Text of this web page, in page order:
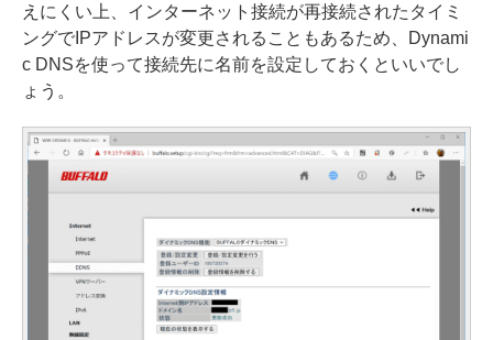
えにくい上、インターネット接続が再接続されたタイミ
ングでIPアドレスが変更されることもあるため、Dynami
c DNSを使って接続先に名前を設定しておくといいでし
ょう。